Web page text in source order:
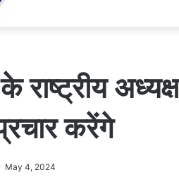
के राष्ट्रीय
करेंगे
May 4, 2024